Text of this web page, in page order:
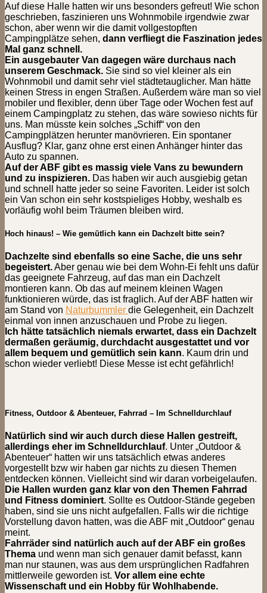
Auf diese Halle hatten wir uns besonders gefreut! Wie schon
geschrieben, faszinieren uns Wohnmobile irgendwie zwar
schon, aber wenn wir die damit vollgestopften
Campingplätze sehen, dann verfliegt die Faszination jedes
Mal ganz schnell.
Ein ausgebauter Van dagegen wäre durchaus nach
unserem Geschmack. Sie sind so viel kleiner als ein
Wohnmobil und damit sehr viel städtetauglicher. Man hätte
keinen Stress in engen Straßen. Außerdem wäre man so viel
mobiler und flexibler, denn über Tage oder Wochen fest auf
einem Campingplatz zu stehen, das wäre sowieso nichts für
uns. Man müsste kein solches „Schiff“ von den
Campingplätzen herunter manövrieren. Ein spontaner
Ausflug? Klar, ganz ohne erst einen Anhänger hinter das
Auto zu spannen.
Auf der ABF gibt es massig viele Vans zu bewundern
und zu inspizieren. Das haben wir auch ausgiebig getan
und schnell hatte jeder so seine Favoriten. Leider ist solch
ein Van schon ein sehr kostspieliges Hobby, weshalb es
vorläufig wohl beim Träumen bleiben wird.
Hoch hinaus! – Wie gemütlich kann ein Dachzelt bitte sein?
Dachzelte sind ebenfalls so eine Sache, die uns sehr
begeistert.Aber genau wie bei dem Wohn-Ei fehlt uns dafür
das geeignete Fahrzeug, auf das man ein Dachzelt
montieren kann. Ob das auf meinem kleinen Wagen
funktionieren würde, das ist fraglich. Auf der ABF hatten wir
am Stand von Naturbummler die Gelegenheit, ein Dachzelt
einmal von innen anzuschauen und Probe zu liegen.
Ich hätte tatsächlich niemals erwartet, dass ein Dachzelt
dermaßen geräumig, durchdacht ausgestattet und vor
allem bequem und gemütlich sein kann. Kaum drin und
schon wieder verliebt! Diese Messe ist echt gefährlich!
Fitness, Outdoor & Abenteuer, Fahrrad – Im Schnelldurchlauf
Natürlich sind wir auch durch diese Hallen gestreift,
allerdings eher im Schnelldurchlauf. Unter „Outdoor &
Abenteuer“ hatten wir uns tatsächlich etwas anderes
vorgestellt bzw wir haben gar nichts zu diesen Themen
entdecken können. Vielleicht sind wir daran vorbeigelaufen.
Die Hallen wurden ganz klar von den Themen Fahrrad
und Fitness dominiert. Sollte es Outdoor-Stände gegeben
haben, sind sie uns nicht aufgefallen. Falls wir die richtige
Vorstellung davon hatten, was die ABF mit „Outdoor“ genau
meint.
Fahrräder sind natürlich auch auf der ABF ein großes
Thema und wenn man sich genauer damit befasst, kann
man nur staunen, was aus dem ursprünglichen Radfahren
mittlerweile geworden ist. Vor allem eine echte
Wissenschaft und ein Hobby für Wohlhabende.